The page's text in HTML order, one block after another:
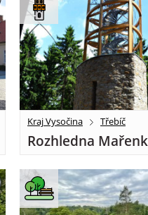
Kraj Vysočina Třebíč
Rozhledna